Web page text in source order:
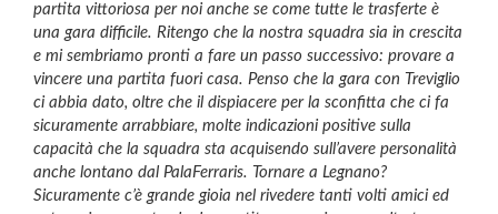
partita vittoriosa per noi anche se come tutte le trasferte è
una gara difficile. Ritengo che la nostra squadra sia in crescita
e mi sembriamo pronti a fare un passo successivo: provare a
vincere una partita fuori casa. Penso che la gara con Treviglio
ci abbia dato, oltre che il dispiacere per la sconfitta che ci fa
sicuramente arrabbiare, molte indicazioni positive sulla
capacità che la squadra sta acquisendo sull’avere personalità
anche lontano dal PalaFerraris. Tornare a Legnano?
Sicuramente c’è grande gioia nel rivedere tanti volti amici ed